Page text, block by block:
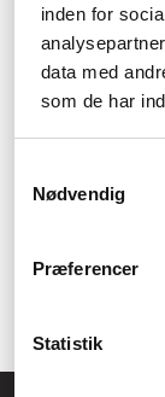
inden for
data med
som de har
Nødvendig
Præferencer
Statistik
Ergonomisk
komfort när man
Stil
Lowepros